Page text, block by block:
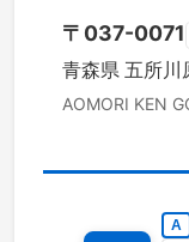
〒 037-0071
青森県 五所川
AOMORI KEN
A